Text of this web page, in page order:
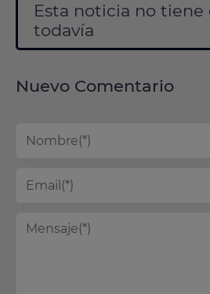
Esta noticia no
todavía
Nuevo Comentario